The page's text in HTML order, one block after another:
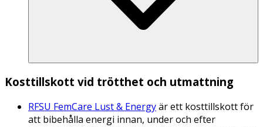
Kosttillskott vid trötthet och utmattning
RFSU FemCare Lust & Energyär ett kosttillskott för
att bibehålla energi innan, under och efter